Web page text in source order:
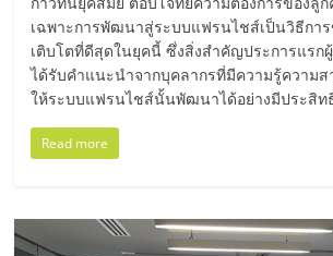
เปิด
ร้าน
ปรึกษา
ฟรี,
เฉพาะการพัฒนาสู่ระบบแฟรนไชส์เป็นวิธีกา
เติบโตที่ดีสุดในยุคนี้ ซึ่งสิ่งสำคัญประการแรก
ได้รับคำแนะนำจากบุคลากรที่มีความรู้ความส
ให้ระบบแฟรนไชส์นั้นพัฒนาได้อย่างมีประสิ
Read more